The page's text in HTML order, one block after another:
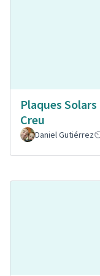
Plaques
Creu
Daniel Gutiérrez